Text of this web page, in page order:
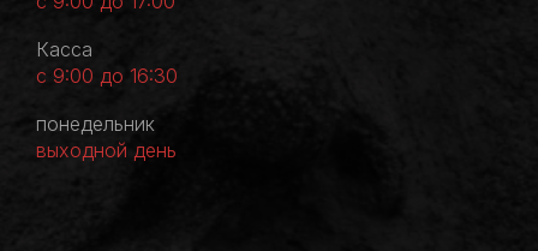
Касса
с 9:00 до 16:30
понедельник
выходной день